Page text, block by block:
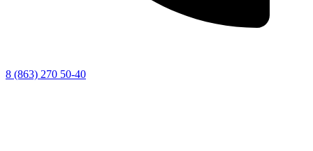
8 (863) 270 50-40